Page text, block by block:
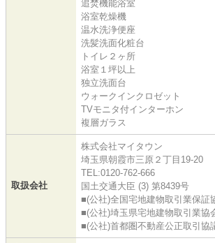
追焚機能浴室
浴室乾燥機
温水洗浄便座
洗髪洗面化粧台
トイレ２ヶ所
浴室１坪以上
独立洗面台
ウォークインクロゼット
TVモニタ付インターホン
複層ガラス
取扱会社
株式会社マイタウン
埼玉県朝霞市三原２丁目19-20
TEL:0120-762-666
国土交通大臣 (3) 第8439号
■(公社)全国宅地建物取引業保証
■(公社)埼玉県宅地建物取引業協
■(公社)首都圏不動産公正取引協